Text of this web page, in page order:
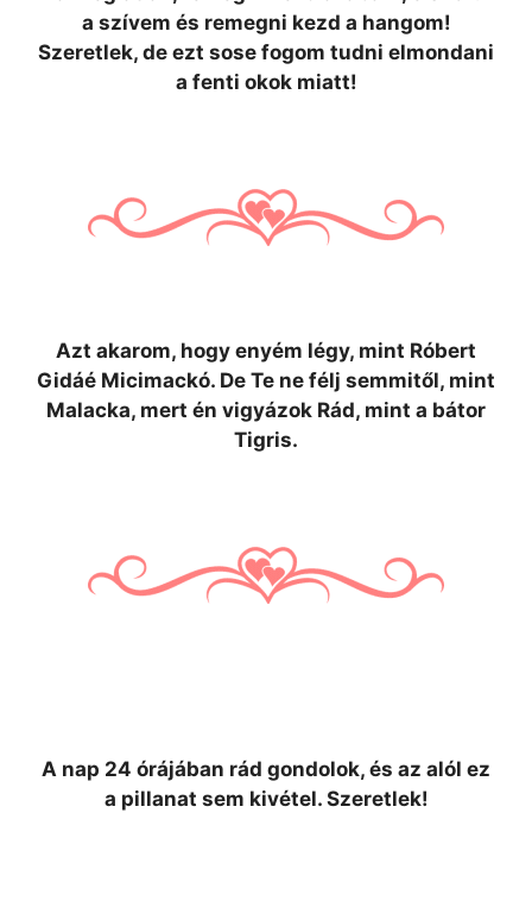
a szívem és remegni kezd a hangom!
Szeretlek, de ezt sose fogom tudni elmondani
a fenti okok miatt!
Azt akarom, hogy enyém légy, mint Róbert
Gidáé Micimackó. De Te ne félj semmitől, mint
Malacka, mert én vigyázok Rád, mint a bátor
Tigris.
A nap 24 órájában rád gondolok, és az alól ez
a pillanat sem kivétel. Szeretlek!